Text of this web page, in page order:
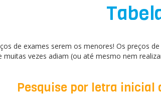
de exames serem os menores! Os preços
muitas vezes adiam (ou até mesmo nem
Pesquise por letra inicial